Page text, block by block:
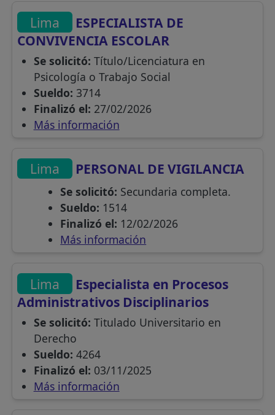
Lima
ESPECIALISTA DE
CONVIVENCIA ESCOLAR
Se solicitó: Título/Licenciatura en
Psicología o Trabajo Social
Sueldo: 3714
Finalizó el: 27/02/2026
Más información
Lima PERSONAL DE VIGILANCIA
Se solicitó: Secundaria completa.
Sueldo: 1514
Finalizó el: 12/02/2026
Más información
Lima
Especialista en Procesos
Administrativos Disciplinarios
Se solicitó: Titulado Universitario en
Derecho
Sueldo: 4264
Finalizó el: 03/11/2025
Más información